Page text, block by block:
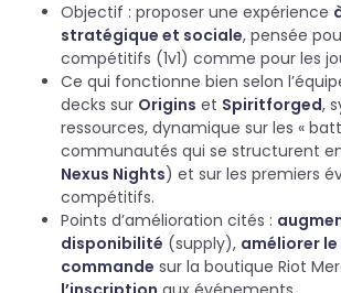
Objectif : proposer une expérience
stratégique et sociale, pensée
compétitifs (1v1) comme pour les
Ce qui fonctionne bien selon
decks sur Origins et Spiritforged,
ressources, dynamique sur les «
communautés qui se structurent
Nexus Nights) et sur les premiers
compétitifs.
Points d’amélioration cités :
disponibilité (supply), améliorer
commande sur la boutique Riot